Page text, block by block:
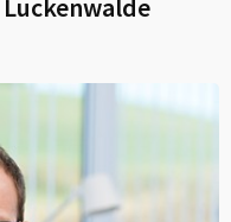
Luckenwalde